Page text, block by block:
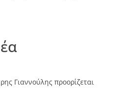
Γιαννούλης προορίζεται